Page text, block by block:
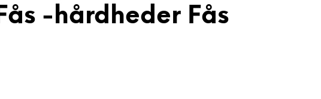
-hårdheder Fås